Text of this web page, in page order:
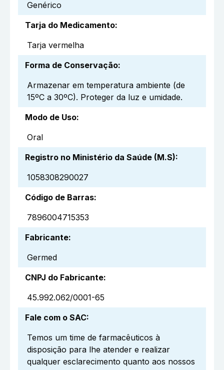
Genérico
Tarja do Medicamento:
Tarja vermelha
Forma de Conservação:
Armazenar em temperatura ambiente (de
15ºC a 30ºC). Proteger da luz e umidade.
Modo de Uso:
Oral
Registro no Ministério da Saúde (M.S):
1058308290027
Código de Barras:
7896004715353
Fabricante:
Germed
CNPJ do Fabricante:
45.992.062/0001-65
Fale com o SAC:
Temos um time de farmacêuticos à
disposição para lhe atender e realizar
qualquer esclarecimento quanto aos nossos